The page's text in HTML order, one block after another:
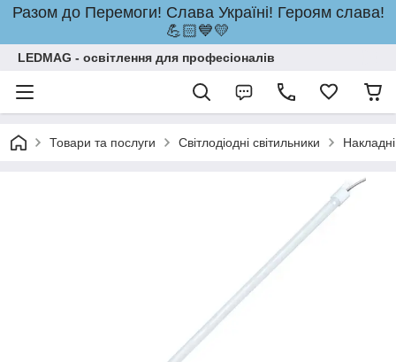
Разом до Перемоги! Слава Україні! Героям слава!
💪🏻💙💛
LEDMAG - освітлення для професіоналів
Товари та послуги Світлодіодні світильники